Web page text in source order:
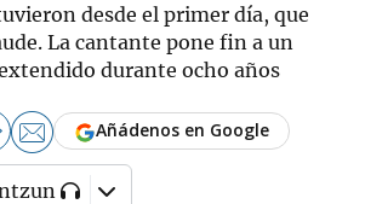
desde el primer día, que
La cantante pone fin a un
durante ocho años
Añádenos en Google